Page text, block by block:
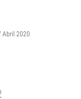
Abril 2020